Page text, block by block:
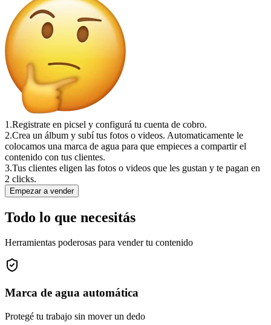
1.Registrate en picsel y configurá tu cuenta de cobro.
2.Crea un álbum y subí tus fotos o videos. Automaticamente le
colocamos una marca de agua para que empieces a compartir el
contenido con tus clientes.
3.Tus clientes eligen las fotos o videos que les gustan y te pagan en
2 clicks.
Empezar a vender
Todo lo que necesitás
Herramientas poderosas para vender tu contenido
Marca de agua automática
Protegé tu trabajo sin mover un dedo